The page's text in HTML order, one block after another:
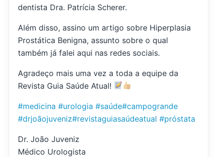
dentista Dra. Patrícia Scherer.
Além disso, assino um artigo sobre Hiperplasia
Prostática Benigna, assunto sobre o qual
também já falei aqui nas redes sociais.
Agradeço mais uma vez a toda a equipe da
Revista Guia Saúde Atual!
#medicina #urologia #saúde#campogrande
#drjoãojuveniz#revistaguiasaúdeatual #próstata
Dr. João Juveniz
Médico Urologista